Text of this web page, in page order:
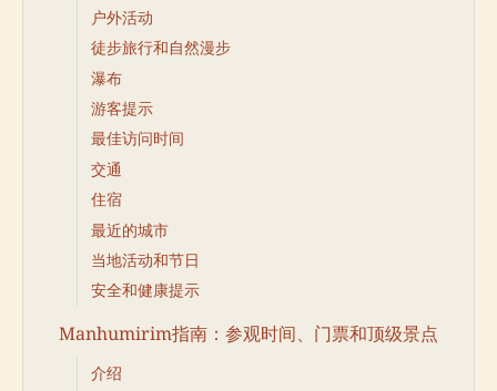
户外活动
徒步旅行和自然漫步
瀑布
游客提示
最佳访问时间
交通
住宿
最近的城市
当地活动和节日
安全和健康提示
Manhumirim指南：参观时间、门票和顶级景点
介绍